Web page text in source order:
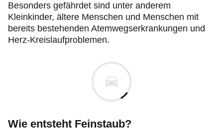
Besonders gefährdet sind unter anderem
Kleinkinder, ältere Menschen und Menschen mit
bereits bestehenden Atemwegserkrankungen und
Herz-Kreislaufproblemen.
Wie entsteht Feinstaub?